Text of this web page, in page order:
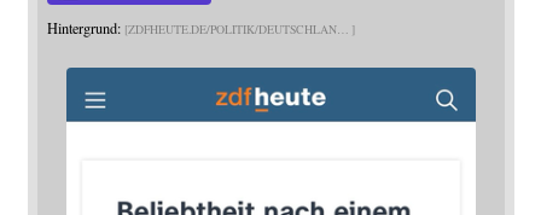
Hintergrund: ZDFHEUTE.DE/POLITIK/DEUTSCHLAN